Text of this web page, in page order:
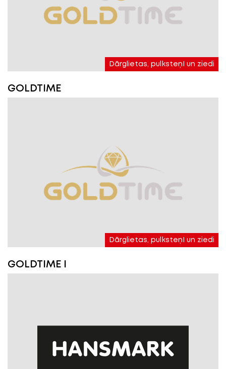
Dārglietas, pulksteņI un ziedi
GOLDTIME
Dārglietas, pulksteņI un ziedi
GOLDTIME I